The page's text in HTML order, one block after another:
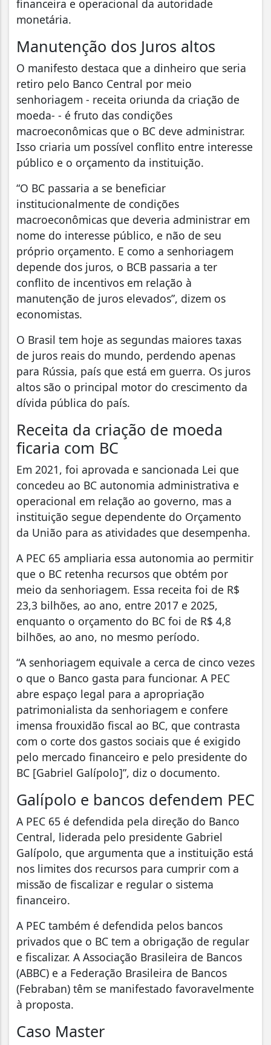
financeira e operacional da autoridade
monetária.
Manutenção dos Juros altos
O manifesto destaca que a dinheiro que seria
retiro pelo Banco Central por meio
senhoriagem - receita oriunda da criação de
moeda- - é fruto das condições
macroeconômicas que o BC deve administrar.
Isso criaria um possível conflito entre interesse
público e o orçamento da instituição.
“O BC passaria a se beneficiar
institucionalmente de condições
macroeconômicas que deveria administrar em
nome do interesse público, e não de seu
próprio orçamento. E como a senhoriagem
depende dos juros, o BCB passaria a ter
conflito de incentivos em relação à
manutenção de juros elevados”, dizem os
economistas.
O Brasil tem hoje as segundas maiores taxas
de juros reais do mundo, perdendo apenas
para Rússia, país que está em guerra. Os juros
altos são o principal motor do crescimento da
dívida pública do país.
Receita da criação de moeda
ficaria com BC
Em 2021, foi aprovada e sancionada Lei que
concedeu ao BC autonomia administrativa e
operacional em relação ao governo, mas a
instituição segue dependente do Orçamento
da União para as atividades que desempenha.
A PEC 65 ampliaria essa autonomia ao permitir
que o BC retenha recursos que obtém por
meio da senhoriagem. Essa receita foi de R$
23,3 bilhões, ao ano, entre 2017 e 2025,
enquanto o orçamento do BC foi de R$ 4,8
bilhões, ao ano, no mesmo período.
“A senhoriagem equivale a cerca de cinco vezes
o que o Banco gasta para funcionar. A PEC
abre espaço legal para a apropriação
patrimonialista da senhoriagem e confere
imensa frouxidão fiscal ao BC, que contrasta
com o corte dos gastos sociais que é exigido
pelo mercado financeiro e pelo presidente do
BC [Gabriel Galípolo]”, diz o documento.
Galípolo e bancos defendem PEC
A PEC 65 é defendida pela direção do Banco
Central, liderada pelo presidente Gabriel
Galípolo, que argumenta que a instituição está
nos limites dos recursos para cumprir com a
missão de fiscalizar e regular o sistema
financeiro.
A PEC também é defendida pelos bancos
privados que o BC tem a obrigação de regular
e fiscalizar. A Associação Brasileira de Bancos
(ABBC) e a Federação Brasileira de Bancos
(Febraban) têm se manifestado favoravelmente
à proposta.
Caso Master